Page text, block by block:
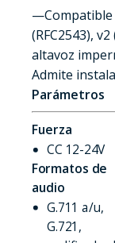
—Compatible
(RFC2543),
altavoz
Admite
Parámetros
Fuerza
CC 12-24V
Formatos de
audio
G.711 a/u,
G.721,